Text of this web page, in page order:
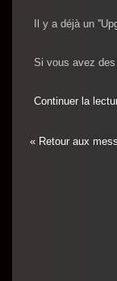
Il y a déjà un
Si vous avez
Continuer la
« Retour aux